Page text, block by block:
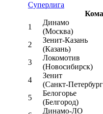
Суперлига
1
Динамо
(Москва)
2
Зенит-Казань
(Казань)
3
Локомотив
(Новосибирск)
4
Зенит
(Санкт-
5
Белогорье
(Белгород)
Динамо-ЛО